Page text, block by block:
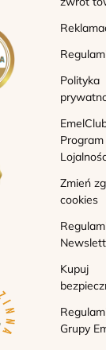
Polityka
Program
Zmień
cookies
Kupuj
Grupy